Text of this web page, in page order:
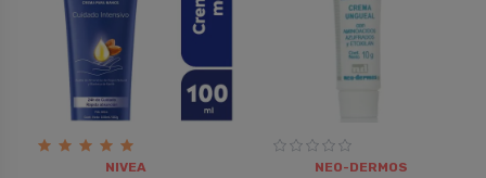
NIVEA NEO-DERMOS